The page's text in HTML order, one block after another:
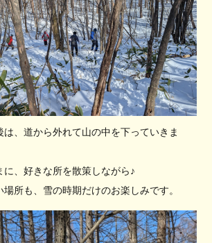
、道から外れて山の中を下っていきま
に、好きな所を散策しながら♪
所も、雪の時期だけのお楽しみです。